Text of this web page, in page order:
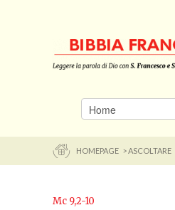
HOMEPAGE > ASCOLTARE
Mc 9,2-10